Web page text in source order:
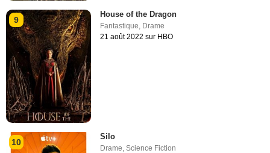
9
House of the Dragon
Fantastique Drame
21 août 2022 sur HBO
10
Silo
Drame,Science Fiction